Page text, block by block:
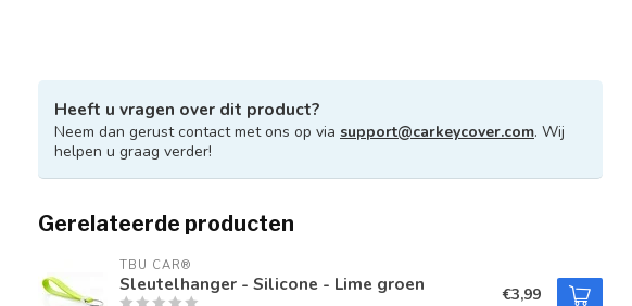
Heeft u vragen over dit product?
Neem dan gerust contact met ons op via support@carkeycover.com. Wij
helpen u graag verder!
Gerelateerde producten
TBU CAR®
Sleutelhanger - Silicone - Lime groen €3,99